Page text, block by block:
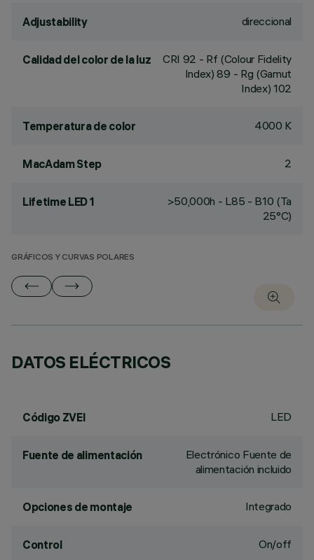
Adjustability direccional
Calidad del color de la luz CRI 92 - Rf (Colour Fidelity
Index) 89 - Rg (Gamut
Index) 102
Temperatura de color 4000 K
MacAdam Step 2
Lifetime LED 1
>50,000h - L85 - B10 (Ta
25°C)
GRÁFICOS Y CURVAS POLARES
DATOS ELÉCTRICOS
Código ZVEI LED
Fuente de alimentación
Electrónico Fuente de
alimentación incluido
Opciones de montaje Integrado
Control On/off